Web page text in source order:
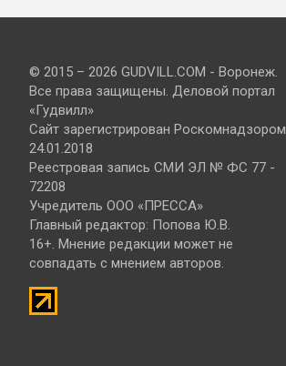
© 2015 – 2026 GUDVILL.COM - Воронеж.
Все права защищены. Деловой портал
«Гудвилл»
Сайт зарегистрирован Роскомнадзором
24.01.2018
Реестровая запись СМИ ЭЛ № ФС 77 -
72208
Учредитель ООО «ПРЕССА»
Главный редактор: Попова Ю.В.
16+. Мнение редакции может не
совпадать с мнением авторов.